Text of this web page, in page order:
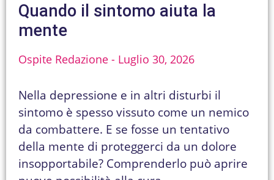
Quando il sintomo aiuta la
mente
Ospite Redazione Luglio 30, 2026
Nella depressione e in altri disturbi il
sintomo è spesso vissuto come un nemico
da combattere. E se fosse un tentativo
della mente di proteggerci da un dolore
insopportabile? Comprenderlo può aprire